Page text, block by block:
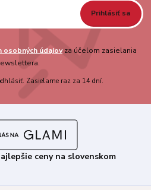
Prihlásiť sa
osobných údajovza účelom zasielania
Zasielame raz za 14 dní.